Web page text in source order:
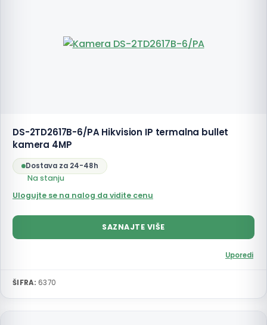
DS-2TD2617B-6/PA Hikvision IP termalna bullet
kamera 4MP
Dostava za 24-48h
Na stanju
Ulogujte se na nalog da vidite cenu
SAZNAJTE VIŠE
Uporedi
ŠIFRA: 6370